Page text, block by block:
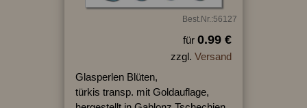
Best.Nr.:56127
für 0.99 €
zzgl. Versand
Glasperlen Blüten,
türkis transp. mit Goldauflage,